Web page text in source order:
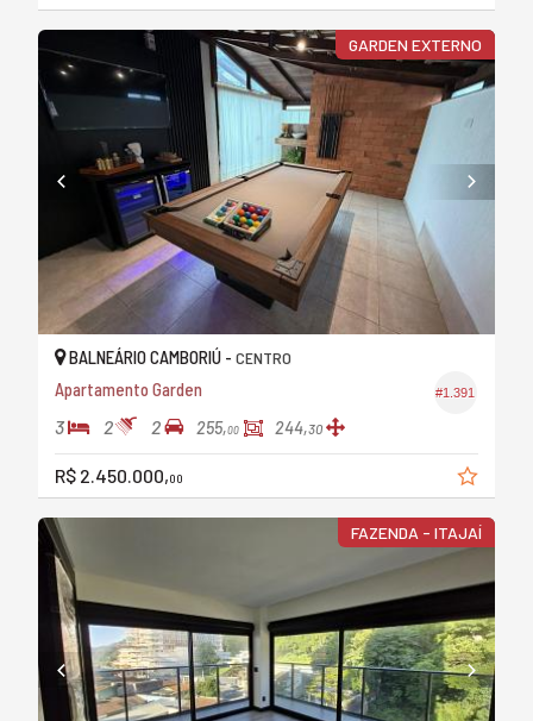
GARDEN EXTERNO
#1.391
BALNEÁRIO CAMBORIÚ - CENTRO
Apartamento Garden
3 2 2 255,00 244,30
R$ 2.450.000,00
FAZENDA - ITAJAÍ